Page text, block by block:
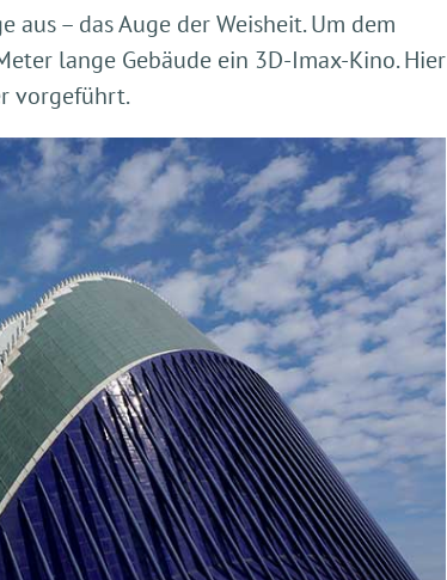
– das Auge der Weisheit. Um dem
lange Gebäude ein 3D-Imax-Kino. Hier
vorgeführt.